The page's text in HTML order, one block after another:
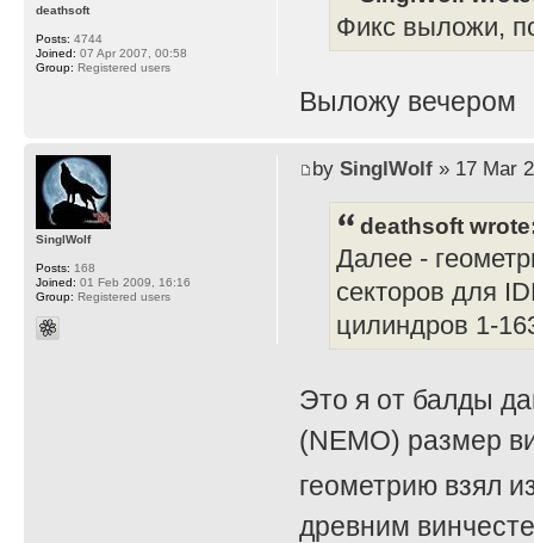
Фикс выложи,
Выложу вечером
deathsoft
Posts: 4744
Joined: 07 Apr 2007, 00:58
Group: Registered users
by SinglWolf» 17 Mar
deathsoft
Далее -
секторов для
цилиндров 1-
Это я от балды
(NEMO) размер
геометрию взял
древним
SinglWolf
Posts: 168
Joined: 01 Feb 2009, 16:16
Group: Registered users